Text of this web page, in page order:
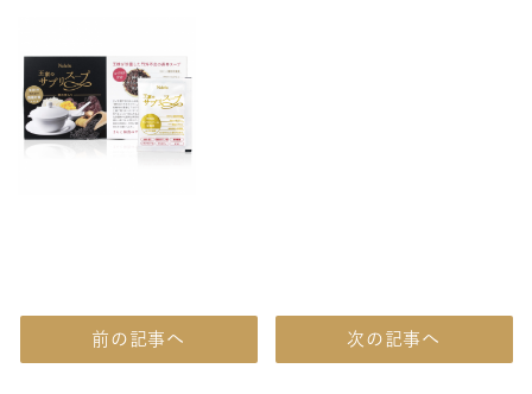
前の記事へ 次の記事へ